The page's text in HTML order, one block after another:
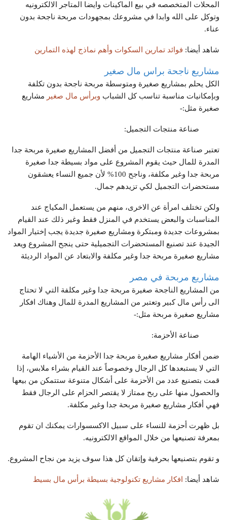
المحلات المتخصصه في بيع الماكينات وايضا المتاجر الالكترونيه
وتوكل على الله وابدا في مشروعك بمجهودات مربحة ناجحة بدون
عناء.
شاهد أيضا: فوائد تمارين السكوات وأهم نماذج لهذه التمارين
مشاريع ناجحة براس مال صغير
الكل يحلم بمشاريع صغيرة ومتوسطة مربحة ناجحة بدون تكلفة
وبإمكانيات مناسبة تناسب كل الشباب وبرأس مال صغير مشاريع
صغيرة مثل:-
صناعة منتجات التجميل:
تعتبر صناعة منتجات التجميل من أفضل المشاريع صغيرة مربحة جدا
المدرة للمال حيث يقوم المشروع على مواد بسيطة جدا صغيرة
مربحة جدا وغير مكلفة، وناجح 100% لأن جميع النساء يعشقون
مستحضرات التجميل لكي تزيدهم جمال.
ولكن تختلف امرأة عن الاخرى، منهم من يستعمل المكياج عند
المناسبات والبعض يستخدم في المنزل فقط وغير ذلك عند القيام
بمشروعات جديدة ومبتكرة ومشاريع صغيرة جديدة يجب إختيار المواد
الجيدة عند تصنيع المستحضرات التجميلية حتى ينجح المشروع ويعد
مشاريع صغيرة مربحة جدا وغير مكلفة والابتعاد عن المواد الرديئة
مشاريع مربحة في مصر
من المشاريع الناجحة صغيرة مربحة جدا وغير مكلفة التي لا تحتاج
الى رأس مال كبير وتعتبر من المشاريع المدرة للمال وهناك افكار
مشاريع صغيرة مربحة مثل:-
صناعة الأحزمة:
ضمن أفكار مشاريع صغيرة مربحة جدا الأحزمة من الأشياء الهامة
التي لا يستبعدها كل الرجال وخصوصاً عند القيام بشراء ملابس، إذا
قمت بتصنيع عدد من الأحزمة على أشكال متنوعة ستتمكن من بيعها
والحصول منها على ربح ممتاز لا يقتصر الحزام على الرجال فقط
فهي أفكار مشاريع صغيرة مربحة جدا وغير مكلفة.
بل ظهرت أحزمة للنساء على سبيل الاكسسوارات يمكنك ان تقوم
بمعرفة تصنيعها من خلال المواقع الالكترونيه.
و تقوم بتصنيعها بحرفية وإتقان كل هذا سوف يزيد من نجاح المشروع.
شاهد أيضا: افكار مشاريع تكنولوجية بسيطة برأس مال بسيط